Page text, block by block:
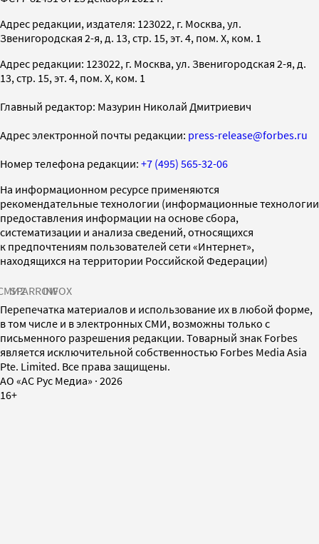
Адрес редакции, издателя: 123022, г. Москва, ул.
Звенигородская 2-я, д. 13, стр. 15, эт. 4, пом. X, ком. 1
Адрес редакции: 123022, г. Москва, ул. Звенигородская 2-я, д.
13, стр. 15, эт. 4, пом. X, ком. 1
Главный редактор: Мазурин Николай Дмитриевич
Адрес электронной почты редакции: press-release@forbes.ru
Номер телефона редакции: +7 (495) 565-32-06
На информационном ресурсе применяются
рекомендательные технологии (информационные технологии
предоставления информации на основе сбора,
систематизации и анализа сведений, относящихся
к предпочтениям пользователей сети «Интернет»,
находящихся на территории Российской Федерации)
SPARROWINFOX
Перепечатка материалов и использование их в любой форме,
в том числе и в электронных СМИ, возможны только с
письменного разрешения редакции. Товарный знак Forbes
является исключительной собственностью Forbes Media Asia
Pte. Limited. Все права защищены.
AO «АС Рус Медиа» · 2026
16+